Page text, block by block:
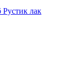
лак